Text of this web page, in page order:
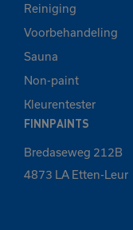
Reiniging
Voorbehandeling
Sauna
Non-paint
Kleurentester
FINNPAINTS
Bredaseweg 212B
4873 LA Etten-Leur